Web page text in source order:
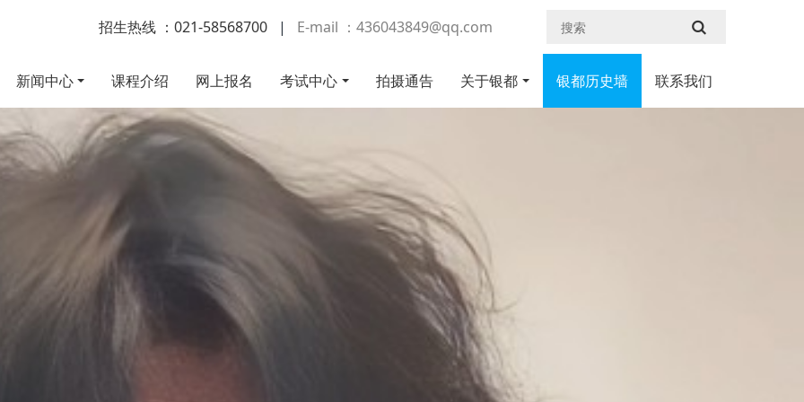
招生热线 ：021-58568700 | E-mail ：436043849@qq.com
新闻中心 课程介绍 网上报名 考试中心 拍摄通告 关于银都 银都历史墙 联系我们